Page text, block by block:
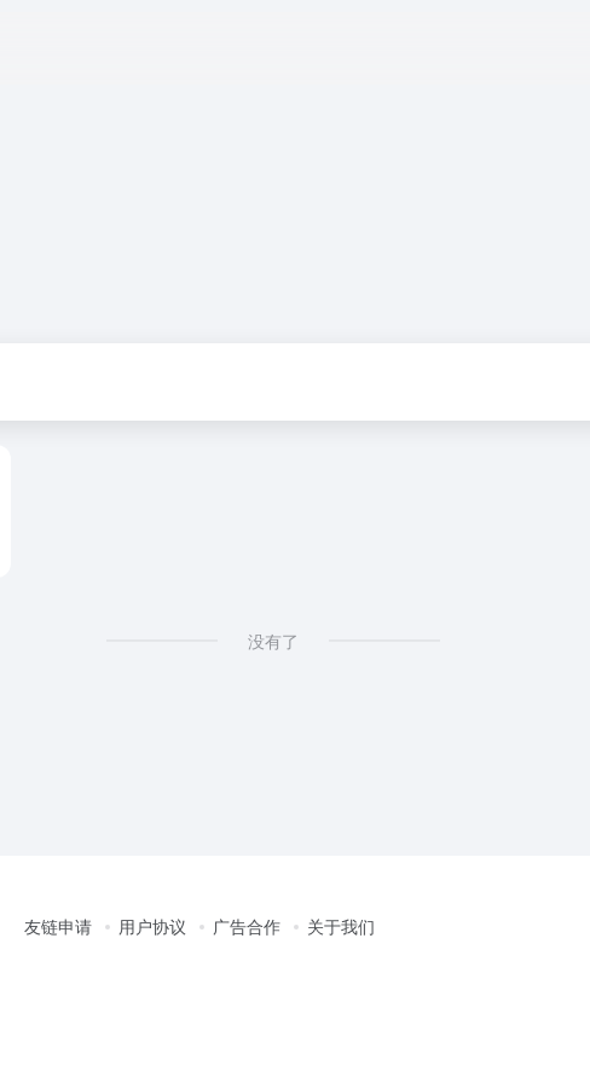
没有了
友链申请 用户协议 广告合作 关于我们